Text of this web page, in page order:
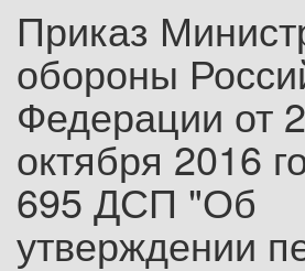
Приказ
обороны
Федерации от
октября 2016
695 ДСП "Об
утверждении